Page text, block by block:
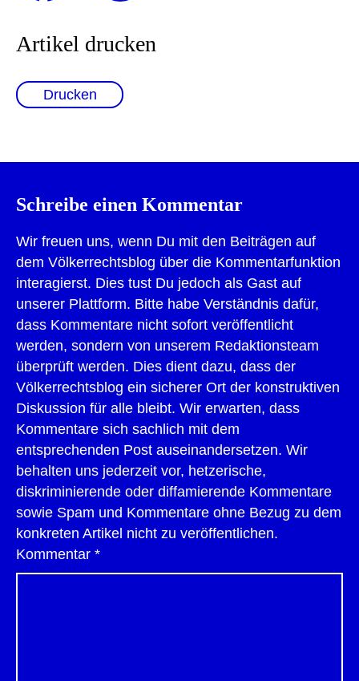
Artikel drucken
Drucken
Schreibe einen Kommentar
Wir freuen uns, wenn Du mit den Beiträgen auf
dem Völkerrechtsblog über die Kommentarfunktion
interagierst. Dies tust Du jedoch als Gast auf
unserer Plattform. Bitte habe Verständnis dafür,
dass Kommentare nicht sofort veröffentlicht
werden, sondern von unserem Redaktionsteam
überprüft werden. Dies dient dazu, dass der
Völkerrechtsblog ein sicherer Ort der konstruktiven
Diskussion für alle bleibt. Wir erwarten, dass
Kommentare sich sachlich mit dem
entsprechenden Post auseinandersetzen. Wir
behalten uns jederzeit vor, hetzerische,
diskriminierende oder diffamierende Kommentare
sowie Spam und Kommentare ohne Bezug zu dem
konkreten Artikel nicht zu veröffentlichen.
Kommentar *